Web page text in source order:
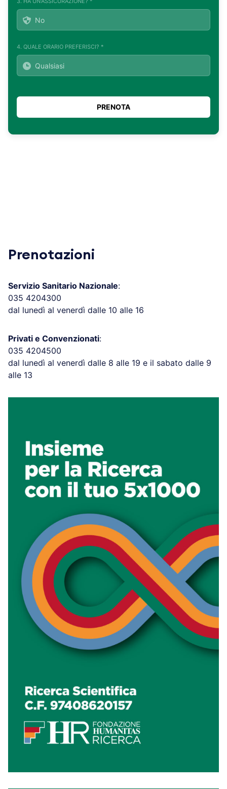
4. QUALE ORARIO PREFERISCI? *
Prenotazioni
Servizio Sanitario Nazionale:
035 4204300
dal lunedì al venerdì dalle 10 alle 16
Privati e Convenzionati:
035 4204500
dal lunedì al venerdì dalle 8 alle 19 e il sabato dalle 9
alle 13